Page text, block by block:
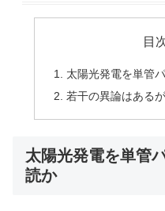
目
太陽光発電を単管
若干の異論はある
太陽光発電を単管
読か